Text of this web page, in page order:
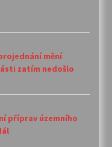
mění
zatím nedošlo
příprav územního